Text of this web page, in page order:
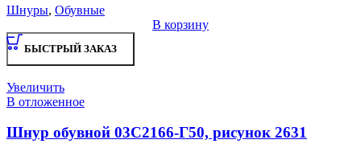
Шнуры, Обувные
В корзину
БЫСТРЫЙ ЗАКАЗ
Увеличить
В отложенное
Шнур обувной 03С2166-Г50, рисунок 2631